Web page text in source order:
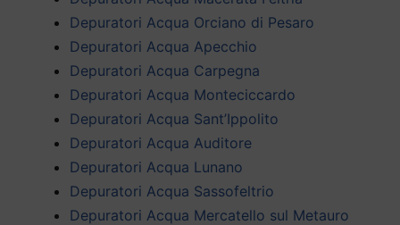
Depuratori Acqua Orciano di Pesaro
Depuratori Acqua Apecchio
Depuratori Acqua Carpegna
Depuratori Acqua Monteciccardo
Depuratori Acqua Sant’Ippolito
Depuratori Acqua Auditore
Depuratori Acqua Lunano
Depuratori Acqua Sassofeltrio
Depuratori Acqua Mercatello sul Metauro